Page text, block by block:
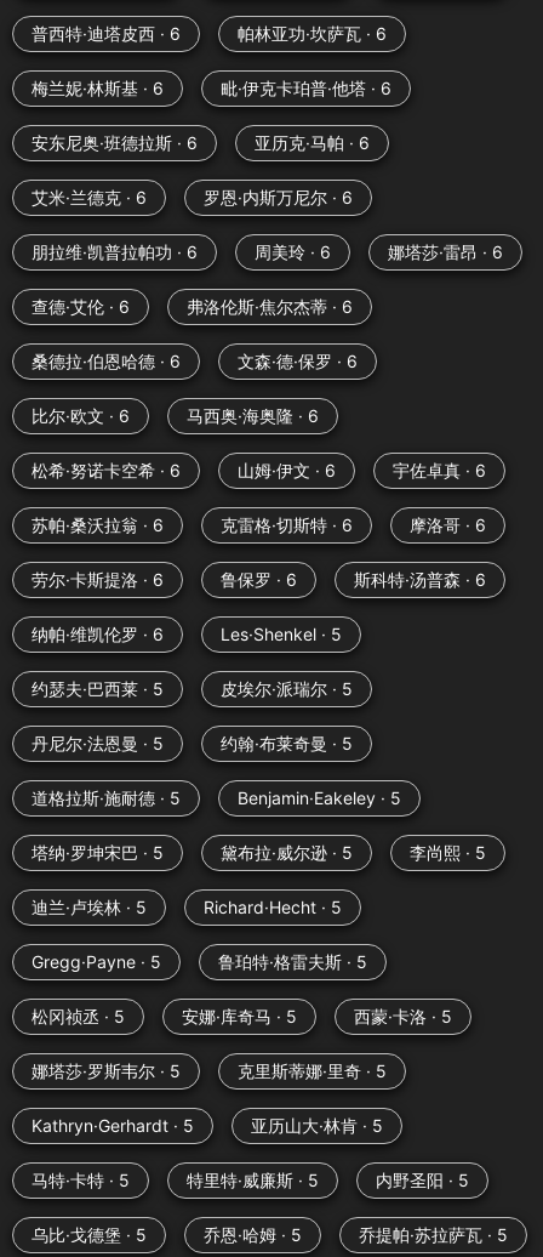
普西特·迪塔皮西 · 6 帕林亚功·坎萨瓦 · 6
梅兰妮·林斯基 · 6 毗·伊克卡珀普·他塔 · 6
安东尼奥·班德拉斯 · 6 亚历克·马帕 · 6
艾米·兰德克 · 6 罗恩·内斯万尼尔 · 6
朋拉维·凯普拉帕功 · 6 周美玲 · 6 娜塔莎·雷昂 · 6
查德·艾伦 · 6 弗洛伦斯·焦尔杰蒂 · 6
桑德拉·伯恩哈德 · 6 文森·德·保罗 · 6
比尔·欧文 · 6 马西奥·海奥隆 · 6
松希·努诺卡空希 · 6 山姆·伊文 · 6 宇佐卓真 · 6
苏帕·桑沃拉翁 · 6 克雷格·切斯特 · 6 摩洛哥 · 6
劳尔·卡斯提洛 · 6 鲁保罗 · 6 斯科特·汤普森 · 6
纳帕·维凯伦罗 · 6 Les·Shenkel · 5
约瑟夫·巴西莱 · 5 皮埃尔·派瑞尔 · 5
丹尼尔·法恩曼 · 5 约翰·布莱奇曼 · 5
道格拉斯·施耐德 · 5 Benjamin·Eakeley · 5
塔纳·罗坤宋巴 · 5 黛布拉·威尔逊 · 5 李尚熙 · 5
迪兰·卢埃林 · 5 Richard·Hecht · 5
Gregg·Payne · 5 鲁珀特·格雷夫斯 · 5
松冈祯丞 · 5 安娜·库奇马 · 5 西蒙·卡洛 · 5
娜塔莎·罗斯韦尔 · 5 克里斯蒂娜·里奇 · 5
Kathryn·Gerhardt · 5 亚历山大·林肯 · 5
马特·卡特 · 5 特里特·威廉斯 · 5 内野圣阳 · 5
乌比·戈德堡 · 5 乔恩·哈姆 · 5 乔提帕·苏拉萨瓦 · 5